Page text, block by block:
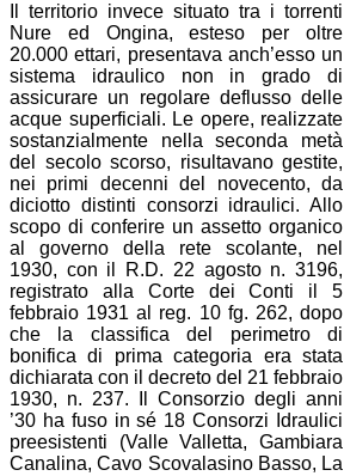
Il territorio invece situato tra i torrenti
Nure ed Ongina, esteso per oltre
20.000 ettari, presentava anch’esso un
sistema idraulico non in grado di
assicurare un regolare deflusso delle
acque superficiali. Le opere, realizzate
sostanzialmente nella seconda metà
del secolo scorso, risultavano gestite,
nei primi decenni del novecento, da
diciotto distinti consorzi idraulici. Allo
scopo di conferire un assetto organico
al governo della rete scolante, nel
1930, con il R.D. 22 agosto n. 3196,
registrato alla Corte dei Conti il 5
febbraio 1931 al reg. 10 fg. 262, dopo
che la classifica del perimetro di
bonifica di prima categoria era stata
dichiarata con il decreto del 21 febbraio
1930, n. 237. Il Consorzio degli anni
’30 ha fuso in sé 18 Consorzi Idraulici
preesistenti (Valle Valletta, Gambiara
Canalina, Cavo Scovalasino Basso, La